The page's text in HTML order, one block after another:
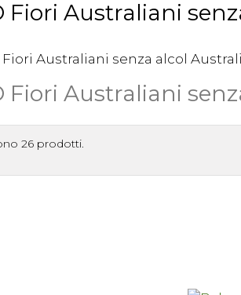
Fiori Australiani
Fiori Australiani
26 prodotti.